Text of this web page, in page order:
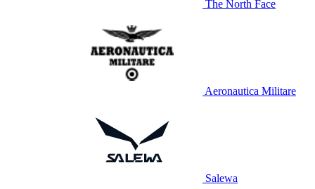
The North Face
Aeronautica Militare
Salewa